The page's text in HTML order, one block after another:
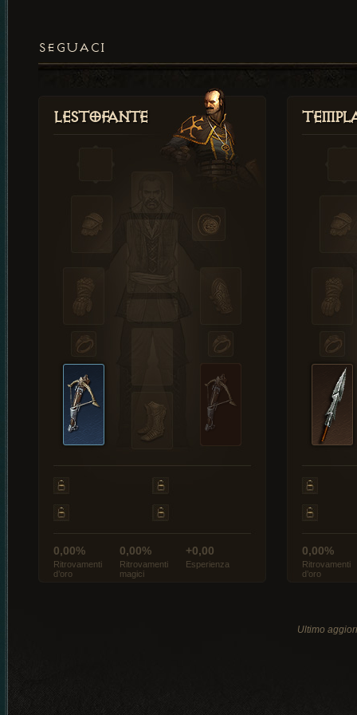
SEGUACI
Lestofante
0,00%
Ritrovamenti
d’oro
0,00%
Ritrovamenti
magici
+0,00
Esperienza
0,00%
Ritrovamenti
d’oro
Ultimo